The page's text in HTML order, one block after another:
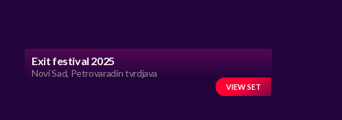
Exit festival 2025
Novi Sad, Petrovaradin tvrdjava
VIEW SET